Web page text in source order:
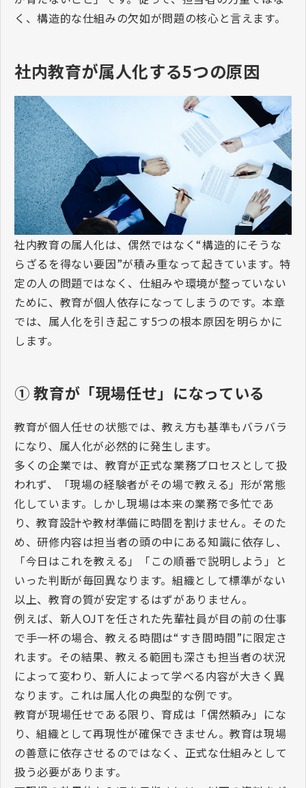
く、構造的な仕組みの欠如が問題の核心と言えます。
社内教育が属人化する5つの原因
社内教育の属人化は、偶然ではなく“構造的にそうな
らざるを得ない要因”が積み重なって起きています。特
定の人の問題ではなく、仕組みや環境が整っていない
ために、教育が個人依存になってしまうのです。本章
では、属人化を引き起こす5つの根本原因を明らかに
します。
①教育が「現場任せ」になっている
教育が個人任せの状態では、教え方も基準もバラバラ
になり、属人化が必然的に発生します。
多くの企業では、教育が正式な業務プロセスとして扱
われず、「現場の経験者がその場で教える」形が常態
化しています。しかし現場は本来の業務で多忙であ
り、教育設計や教材準備に時間を割けません。そのた
め、研修内容は担当者の頭の中にある知識に依存し、
「今日はこれを教える」「この順番で説明しよう」と
いった判断が毎回異なります。組織として標準がない
以上、教育の質が安定するはずがありません。
例えば、新人OJTを任された先輩社員が目の前の仕事
で手一杯の場合、教える時間は“すき間時間”に限定さ
れます。その結果、教える範囲も深さも担当者の状況
によって変わり、新人によって学べる内容が大きく異
なります。これは属人化の典型的な例です。
教育が現場任せである限り、育成は「偶然頼み」にな
り、組織として再現性が確保できません。教育は現場
の善意に依存させるのではなく、正式な仕組みとして
扱う必要があります。